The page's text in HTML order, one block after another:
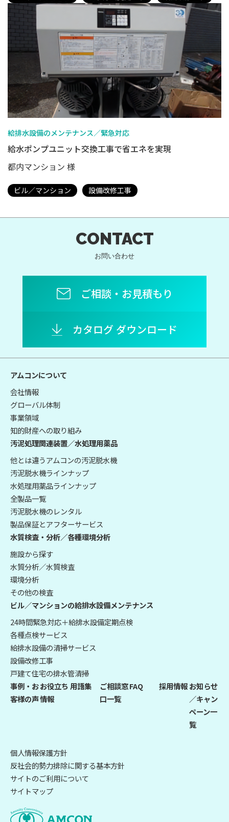
給排水設備のメンテナンス／緊急対応
給水ポンプユニット交換工事で省エネを実現
都内マンション 様
ビル／マンション 設備改修工事
CONTACT
お問い合わせ
ご相談・お見積もり
カタログ ダウンロード
アムコンについて
会社情報
グローバル体制
事業領域
知的財産への取り組み
汚泥処理関連装置／水処理用薬品
他とは違うアムコンの汚泥脱水機
汚泥脱水機ラインナップ
水処理用薬品ラインナップ
全製品一覧
汚泥脱水機のレンタル
製品保証とアフターサービス
水質検査・分析／各種環境分析
施設から探す
水質分析／水質検査
環境分析
その他の検査
ビル／マンションの給排水設備メンテナンス
24時間緊急対応＋給排水設備定期点検
各種点検サービス
給排水設備の清掃サービス
設備改修工事
戸建て住宅の排水管清掃
事例・お
客様の声
お役立ち
情報
用語集
ご相談窓
口一覧
FAQ 採用情報お知らせ
／キャン
ペーン一
覧
個人情報保護方針
反社会的勢力排除に関する基本方針
サイトのご利用について
サイトマップ